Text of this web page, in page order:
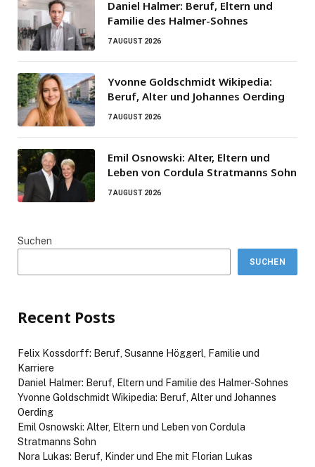
Daniel Halmer: Beruf, Eltern und
Familie des Halmer-Sohnes
7 AUGUST 2026
Yvonne Goldschmidt Wikipedia:
Beruf, Alter und Johannes Oerding
7 AUGUST 2026
Emil Osnowski: Alter, Eltern und
Leben von Cordula Stratmanns Sohn
7 AUGUST 2026
Suchen
SUCHEN
Recent Posts
Felix Kossdorff: Beruf, Susanne Höggerl, Familie und
Karriere
Daniel Halmer: Beruf, Eltern und Familie des Halmer-Sohnes
Yvonne Goldschmidt Wikipedia: Beruf, Alter und Johannes
Oerding
Emil Osnowski: Alter, Eltern und Leben von Cordula
Stratmanns Sohn
Nora Lukas: Beruf, Kinder und Ehe mit Florian Lukas